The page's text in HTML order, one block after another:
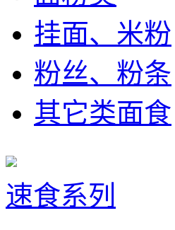
挂面、米粉
粉丝、粉条
其它类面食
速食系列